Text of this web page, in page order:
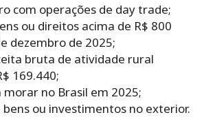
com operações de day trade;
ou direitos acima de R$ 800
dezembro de 2025;
bruta de atividade rural
169.440;
morar no Brasil em 2025;
ou investimentos no exterior.